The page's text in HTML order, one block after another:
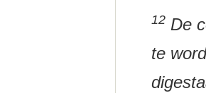
12 De
te